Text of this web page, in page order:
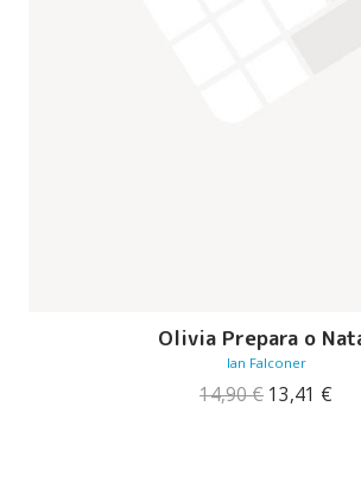
Olivia Prepara o
Ian Falconer
14,90€ O
13,41 €